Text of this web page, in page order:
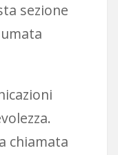
sezione
chiamata